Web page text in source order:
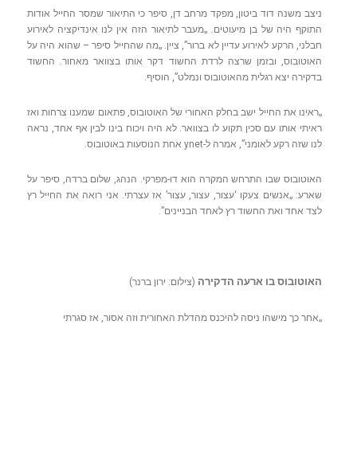
ניצב משנה דוד ביטון, מפקד מרחב דן, סיפר כי התיאור שמסר החייל אודות
התוקף היה של בן מיעוטים. „מעבר לתיאור הזה אין לנו אינדיקציה לאירוע
חבלני, הרקע לאירוע עדיין לא ברור”, ציין. „מה שהחייל סיפר – שהוא היה על
האוטובוס, ובזמן שרצה לרדת החשוד דקר אותו בצוואר מאחור. החשוד
בדקירה יצא רגלית מהאוטובוס ונמלט”, הוסיף.
„ראינו את החייל ישב בחלק האחורי של האוטובוס, פתאום שמענו צרחות ואז
ראיתי אותו עם סכין תקוע לו בצוואר. לא היה ויכוח בינו לבין אף אחד, נראה
לנו שזה רקע לאומני”, אמרה ל-ynet אחת הנוסעות באוטובוס.
האוטובוס שבו התרחש המקרה הוא דו-מפרקי. הנהג, שלום ברדה, סיפר על
שארע: „אנשים צעקו ‘עצור, עצור, עצור’ אז עצרתי. אני רואה את החייל רץ
לצד אחד ואת החשוד רץ לאחד הבניינים”.
האוטובוס בו ארעה הדקירה (צילום: ירון ברנר)
„אחר כך מישהו ניסה להיכנס מהדלת האחורית וזה אסור, אז סגרתי